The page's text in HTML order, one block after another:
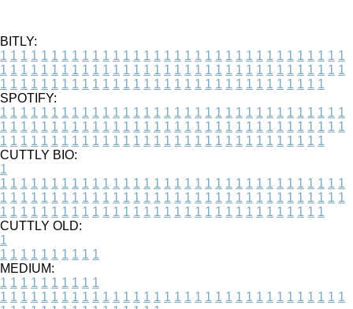
BITLY:
1 1 1 1 1 1 1 1 1 1 1 1 1 1 1 1 1 1 1 1 1 1 1 1 1 1 1 1 1 1 1 1 1 1
1 1 1 1 1 1 1 1 1 1 1 1 1 1 1 1 1 1 1 1 1 1 1 1 1 1 1 1 1 1 1 1 1 1
1 1 1 1 1 1 1 1 1 1 1 1 1 1 1 1 1 1 1 1 1 1 1 1 1 1 1 1 1 1 1 1
SPOTIFY:
1 1 1 1 1 1 1 1 1 1 1 1 1 1 1 1 1 1 1 1 1 1 1 1 1 1 1 1 1 1 1 1 1 1
1 1 1 1 1 1 1 1 1 1 1 1 1 1 1 1 1 1 1 1 1 1 1 1 1 1 1 1 1 1 1 1 1 1
1 1 1 1 1 1 1 1 1 1 1 1 1 1 1 1 1 1 1 1 1 1 1 1 1 1 1 1 1 1 1 1
CUTTLY BIO:
1
1 1 1 1 1 1 1 1 1 1 1 1 1 1 1 1 1 1 1 1 1 1 1 1 1 1 1 1 1 1 1 1 1 1
1 1 1 1 1 1 1 1 1 1 1 1 1 1 1 1 1 1 1 1 1 1 1 1 1 1 1 1 1 1 1 1 1 1
1 1 1 1 1 1 1 1 1 1 1 1 1 1 1 1 1 1 1 1 1 1 1 1 1 1 1 1 1 1 1 1
CUTTLY OLD:
1
1 1 1 1 1 1 1 1 1 1
MEDIUM:
1 1 1 1 1 1 1 1 1 1
1 1 1 1 1 1 1 1 1 1 1 1 1 1 1 1 1 1 1 1 1 1 1 1 1 1 1 1 1 1 1 1 1 1